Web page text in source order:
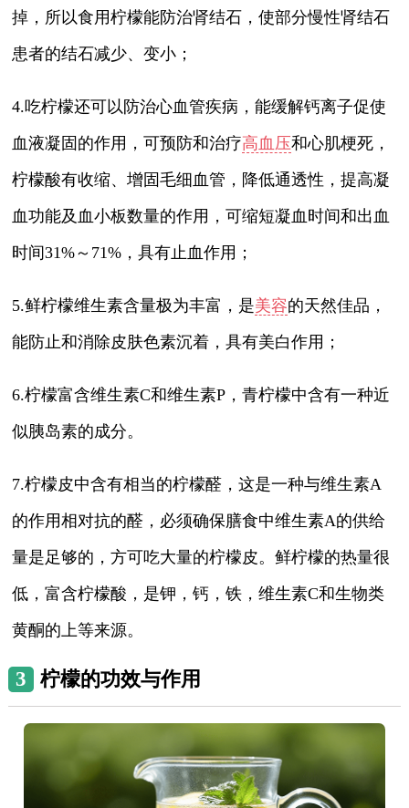
掉，所以食用柠檬能防治肾结石，使部分慢性肾结石
患者的结石减少、变小；
4.吃柠檬还可以防治心血管疾病，能缓解钙离子促使
血液凝固的作用，可预防和治疗高血压和心肌梗死，
柠檬酸有收缩、增固毛细血管，降低通透性，提高凝
血功能及血小板数量的作用，可缩短凝血时间和出血
时间31%～71%，具有止血作用；
5.鲜柠檬维生素含量极为丰富，是美容的天然佳品，
能防止和消除皮肤色素沉着，具有美白作用；
6.柠檬富含维生素C和维生素P，青柠檬中含有一种近
似胰岛素的成分。
7.柠檬皮中含有相当的柠檬醛，这是一种与维生素A
的作用相对抗的醛，必须确保膳食中维生素A的供给
量是足够的，方可吃大量的柠檬皮。鲜柠檬的热量很
低，富含柠檬酸，是钾，钙，铁，维生素C和生物类
黄酮的上等来源。
3 柠檬的功效与作用